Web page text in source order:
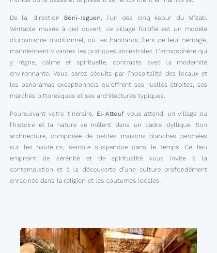
De là, direction Béni-Isguen, l’un des cinq ksour du M’zab.
Véritable musée à ciel ouvert, ce village fortifié est un modèle
d’urbanisme traditionnel, où les habitants, fiers de leur héritage,
maintiennent vivantes les pratiques ancestrales. L’atmosphère qui
y règne, calme et spirituelle, contraste avec la modernité
environnante. Vous serez séduits par l’hospitalité des locaux et
les panoramas exceptionnels qu’offrent ses ruelles étroites, ses
marchés pittoresques et ses architectures typiques.
Poursuivant votre itinéraire, El-Atteufvous attend, un village où
l’histoire et la nature se mêlent dans un cadre idyllique. Son
architecture, composée de petites maisons blanches perchées
sur les hauteurs, semble suspendue dans le temps. Ce lieu
empreint de sérénité et de spiritualité vous invite à la
contemplation et à la découverte d’une culture profondément
enracinée dans la religion et les coutumes locales.